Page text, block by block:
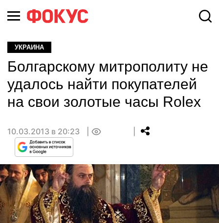
УКРАИНА
Болгарскому митрополиту не
удалось найти покупателей
на свои золотые часы Rolex
10.03.2013 в 20:23